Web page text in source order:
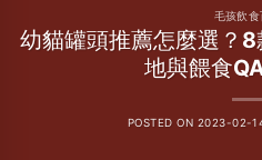
毛孩飲
幼貓罐頭推薦怎麼選？
地與餵食
POSTED ON 2023-02-